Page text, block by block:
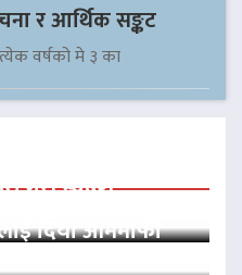
र आर्थिक सङ्कट
वर्षको मे ३ का
आममाफी,
गरी स्वदेश…
दियो आममाफी